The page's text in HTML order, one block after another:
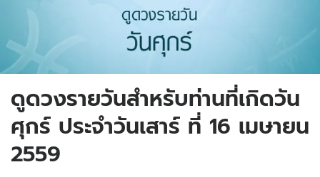
ดูดวงรายวันสำหรับท่านที่เกิดวัน
ศุกร์ ประจำวันเสาร์ ที่ 16 เมษายน
2559